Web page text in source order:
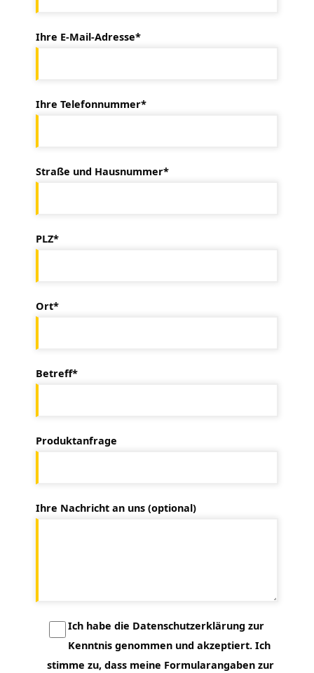
Ihre E-Mail-Adresse*
Ihre Telefonnummer*
Straße und Hausnummer*
PLZ*
Ort*
Betreff*
Produktanfrage
Ihre Nachricht an uns (optional)
Ich habe die Datenschutzerklärung zur
Kenntnis genommen und akzeptiert. Ich
stimme zu, dass meine Formularangaben zur